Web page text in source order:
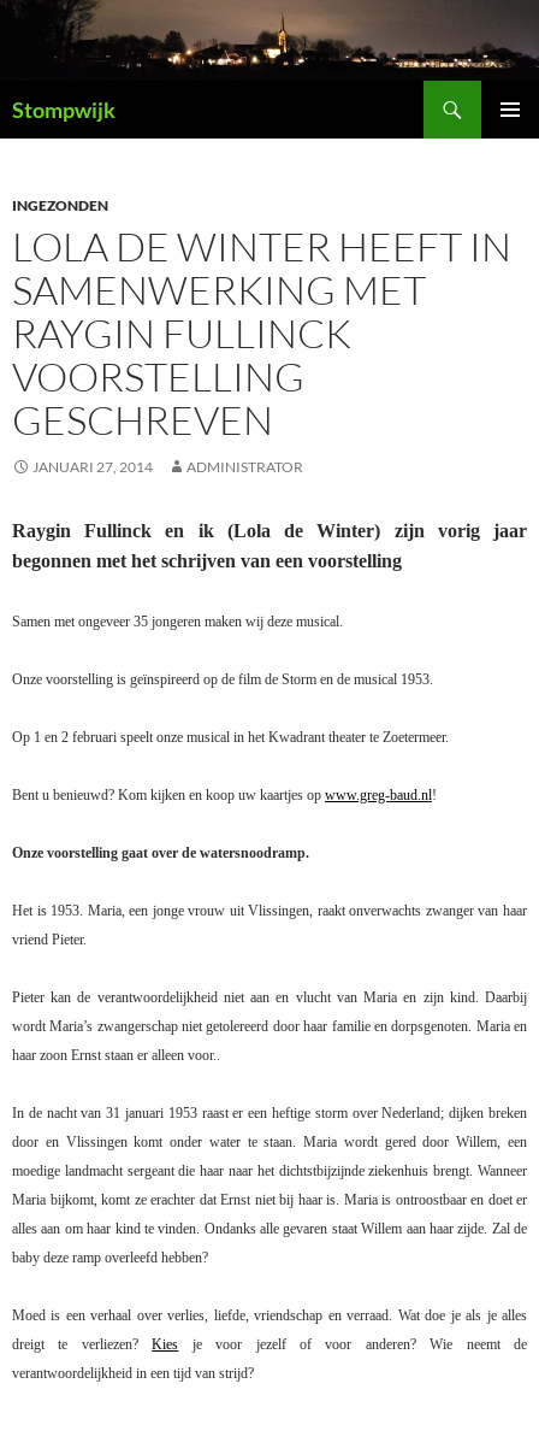
Ga
inhoud
Stompwijk
INGEZONDEN
LOLA DE WINTER HEEFT IN
SAMENWERKING MET
RAYGIN FULLINCK
VOORSTELLING
GESCHREVEN
JANUARI 27, 2014 ADMINISTRATOR
Raygin Fullinck en ik (Lola de Winter) zijn vorig jaar
begonnen met het schrijven van een voorstelling
Samen met ongeveer 35 jongeren maken wij deze musical.
Onze voorstelling is geïnspireerd op de film de Storm en de musical 1953.
Op 1 en 2 februari speelt onze musical in het Kwadrant theater te Zoetermeer.
Bent u benieuwd? Kom kijken en koop uw kaartjes op www.greg-baud.nl!
Onze voorstelling gaat over de watersnoodramp.
Het is 1953. Maria, een jonge vrouw uit Vlissingen, raakt onverwachts zwanger van haar
vriend Pieter.
Pieter kan de verantwoordelijkheid niet aan en vlucht van Maria en zijn kind. Daarbij
wordt Maria’s zwangerschap niet getolereerd door haar familie en dorpsgenoten. Maria en
haar zoon Ernst staan er alleen voor..
In de nacht van 31 januari 1953 raast er een heftige storm over Nederland; dijken breken
door en Vlissingen komt onder water te staan. Maria wordt gered door Willem, een
moedige landmacht sergeant die haar naar het dichtstbijzijnde ziekenhuis brengt. Wanneer
Maria bijkomt, komt ze erachter dat Ernst niet bij haar is. Maria is ontroostbaar en doet er
alles aan om haar kind te vinden. Ondanks alle gevaren staat Willem aan haar zijde. Zal de
baby deze ramp overleefd hebben?
Moed is een verhaal over verlies, liefde, vriendschap en verraad. Wat doe je als je alles
dreigt te verliezen?Kies je voor jezelf of voor anderen? Wie neemt de
verantwoordelijkheid in een tijd van strijd?